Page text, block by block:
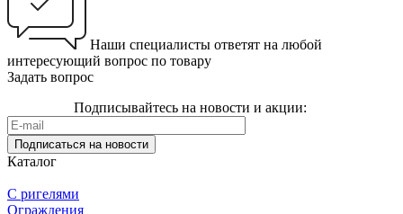
Наши специалисты ответят на любой
интересующий вопрос по товару
Задать вопрос
Подписывайтесь на новости и акции:
Подписаться на новости
Каталог
С ригелями
Ограждения